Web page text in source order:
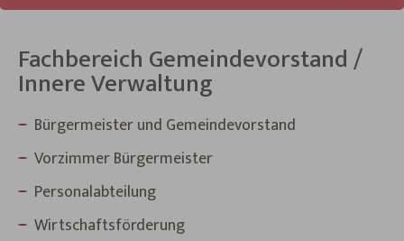
Fachbereich Gemeindevorstand /
Innere Verwaltung
Bürgermeister und Gemeindevorstand
Vorzimmer Bürgermeister
Personalabteilung
Wirtschaftsförderung